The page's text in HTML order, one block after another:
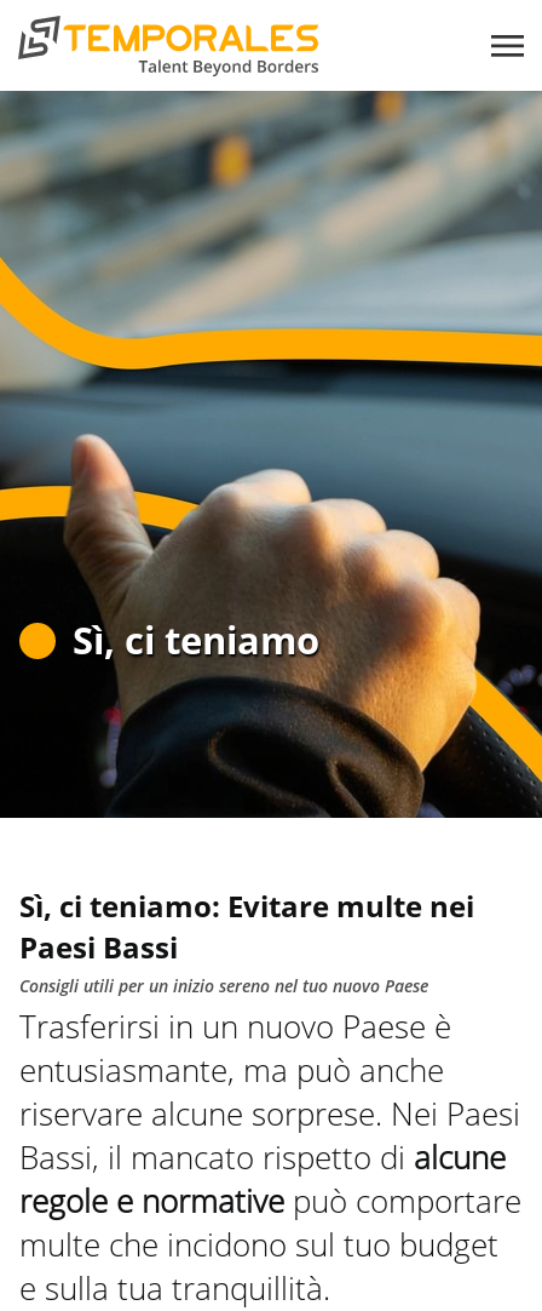
Sì, ci teniamo
Sì, ci teniamo: Evitare multe nei
Paesi Bassi
Consigli utili per un inizio sereno nel tuo nuovo Paese
Trasferirsi in un nuovo Paese è
entusiasmante, ma può anche
riservare alcune sorprese. Nei Paesi
Bassi, il mancato rispetto di alcune
regole e normative può comportare
multe che incidono sul tuo budget
e sulla tua tranquillità.